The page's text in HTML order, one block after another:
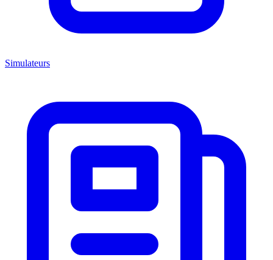
Simulateurs